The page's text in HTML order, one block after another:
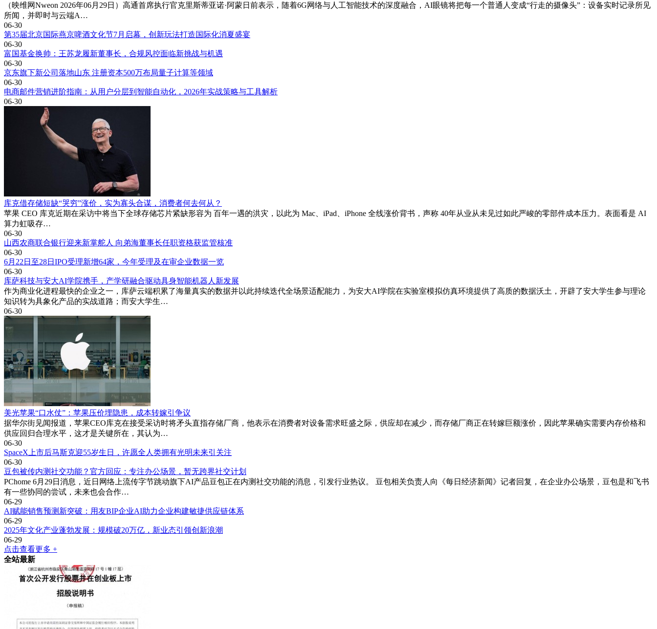
（映维网Nweon 2026年06月29日）高通首席执行官克里斯蒂亚诺·阿蒙日前表示，随着6G网络与人工智能技术的深度融合，AI眼镜将把每一个普通人变成“行走的摄像头”：设备实时记录所见
所闻，并即时与云端A…
06-30
第35届北京国际燕京啤酒文化节7月启幕，创新玩法打造国际化消夏盛宴
06-30
富国基金换帅：王苏龙履新董事长，合规风控面临新挑战与机遇
06-30
京东旗下新公司落地山东 注册资本500万布局量子计算等领域
06-30
电商邮件营销进阶指南：从用户分层到智能自动化，2026年实战策略与工具解析
06-30
库克借存储短缺“哭穷”涨价，实为寡头合谋，消费者何去何从？
苹果 CEO 库克近期在采访中将当下全球存储芯片紧缺形容为 百年一遇的洪灾，以此为 Mac、iPad、iPhone 全线涨价背书，声称 40年从业从未见过如此严峻的零部件成本压力。表面看是 AI
算力虹吸存…
06-30
山西农商联合银行迎来新掌舵人 向弟海董事长任职资格获监管核准
06-30
6月22日至28日IPO受理新增64家，今年受理及在审企业数据一览
06-30
库萨科技与安大AI学院携手，产学研融合驱动具身智能机器人新发展
作为商业化进程最快的企业之一，库萨云端积累了海量真实的数据并以此持续迭代全场景适配能力，为安大AI学院在实验室模拟仿真环境提供了高质的数据沃土，开辟了安大学生参与理论
知识转为具象化产品的实战道路；而安大学生…
06-30
美光苹果“口水仗”：苹果压价埋隐患，成本转嫁引争议
据华尔街见闻报道，苹果CEO库克在接受采访时将矛头直指存储厂商，他表示在消费者对设备需求旺盛之际，供应却在减少，而存储厂商正在转嫁巨额涨价，因此苹果确实需要内存价格和
供应回归合理水平，这才是关键所在，其认为…
06-30
SpaceX上市后马斯克迎55岁生日，许愿全人类拥有光明未来引关注
06-30
豆包被传内测社交功能？官方回应：专注办公场景，暂无跨界社交计划
PChome 6月29日消息，近日网络上流传字节跳动旗下AI产品豆包正在内测社交功能的消息，引发行业热议。 豆包相关负责人向《每日经济新闻》记者回复，在企业办公场景，豆包是和飞书
有一些协同的尝试，未来也会合作…
06-29
AI赋能销售预测新突破：用友BIP企业AI助力企业构建敏捷供应链体系
06-29
2025年文化产业蓬勃发展：规模破20万亿，新业态引领创新浪潮
06-29
点击查看更多 +
全站最新